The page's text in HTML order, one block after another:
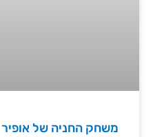
משחק החניה של אופיר